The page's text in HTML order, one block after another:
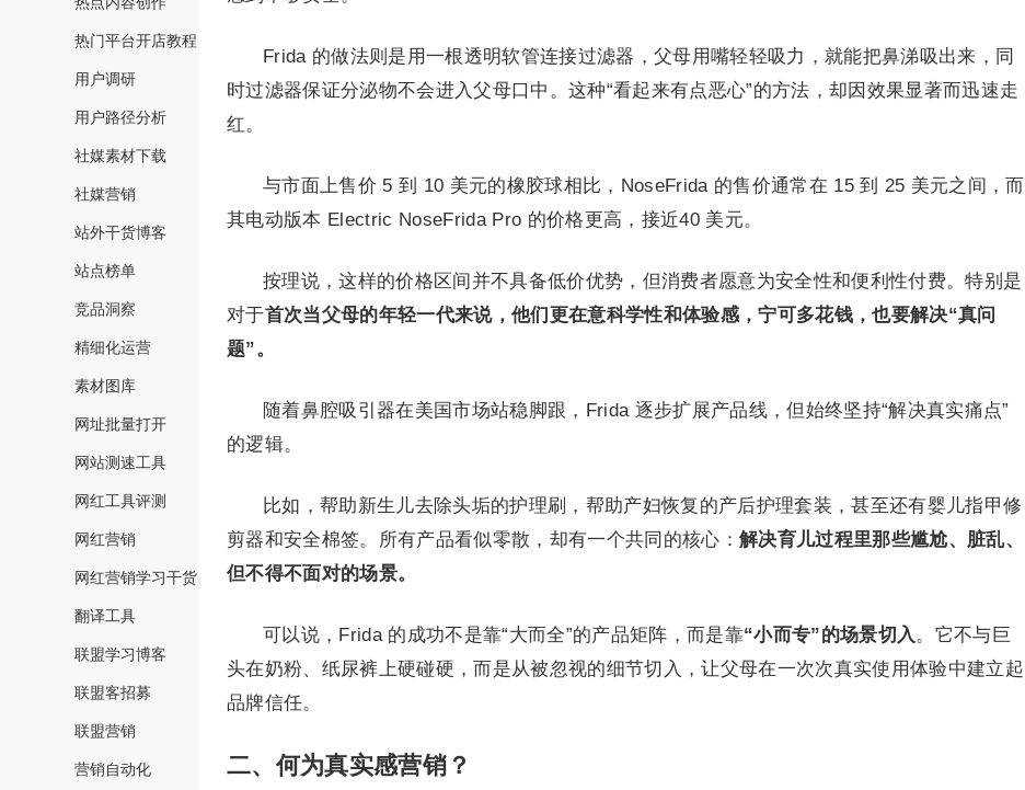
热门平台开店教程
用户调研
用户路径分析
社媒素材下载
社媒营销
站外干货博客
站点榜单
竞品洞察
精细化运营
素材图库
网址批量打开
网站测速工具
网红工具评测
网红营销
网红营销学习干货
翻译工具
联盟学习博客
联盟客招募
联盟营销
营销自动化
Frida 的做法则是用一根透明软管连接过滤器，父母用嘴轻轻吸力，就能把鼻涕吸出来，同
时过滤器保证分泌物不会进入父母口中。这种“看起来有点恶心”的方法，却因效果显著而迅速走
红。
与市面上售价 5 到 10 美元的橡胶球相比，NoseFrida 的售价通常在 15 到 25 美元之间，而
其电动版本 Electric NoseFrida Pro 的价格更高，接近40 美元。
按理说，这样的价格区间并不具备低价优势，但消费者愿意为安全性和便利性付费。特别是
对于首次当父母的年轻一代来说，他们更在意科学性和体验感，宁可多花钱，也要解决“真问
题”。
随着鼻腔吸引器在美国市场站稳脚跟，Frida 逐步扩展产品线，但始终坚持“解决真实痛点”
的逻辑。
比如，帮助新生儿去除头垢的护理刷，帮助产妇恢复的产后护理套装，甚至还有婴儿指甲修
剪器和安全棉签。所有产品看似零散，却有一个共同的核心： 解决育儿过程里那些尴尬、脏乱、
但不得不面对的场景。
可以说，Frida 的成功不是靠“大而全”的产品矩阵，而是靠“小而专”的场景切入 。它不与巨
头在奶粉、纸尿裤上硬碰硬，而是从被忽视的细节切入，让父母在一次次真实使用体验中建立起
品牌信任。
二、何为真实感营销？